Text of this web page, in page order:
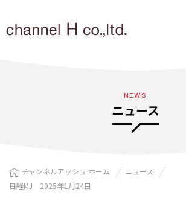
NEWS
ニュース
チャンネルアッシュ ホーム
ニュース
日経MJ 2025年1月24日